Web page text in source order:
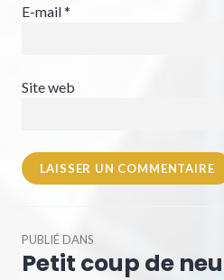
E-mail*
Site web
dePUBLIÉ DANS
Petit coup de